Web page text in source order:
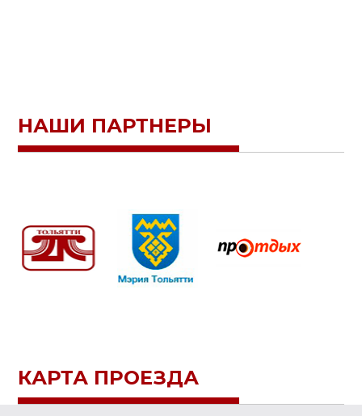
НАШИ ПАРТНЕРЫ
КАРТА ПРОЕЗДА